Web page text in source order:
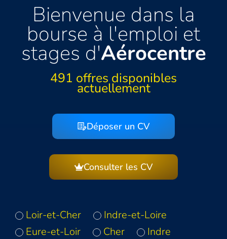
Bienvenue dans la
bourse à l'emploi et
stages d'Aérocentre
491 offres disponibles
actuellement
Déposer un CV
Consulter les CV
Loir-et-Cher
Indre-et-Loire
Eure-et-Loir
Cher
Indre